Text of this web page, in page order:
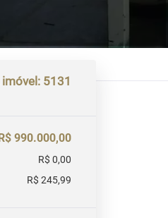
imóvel: 5131
990.000,00
R$ 0,00
R$ 245,99